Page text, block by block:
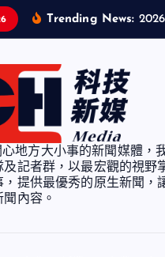
Trending News: 2026
心地方大小事的新聞媒體，
記者群，以最宏觀的視野
，提供最優秀的原生新聞，
內容。